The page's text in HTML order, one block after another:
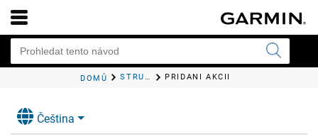
DOMŮ STRUČNÉ DOPLŇKY PŘIDÁNÍ AKCIÍ
Čeština